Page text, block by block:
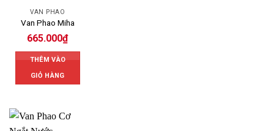
VAN PHAO
Van Phao Miha
665.000₫
THÊM VÀO
GIỎ HÀNG